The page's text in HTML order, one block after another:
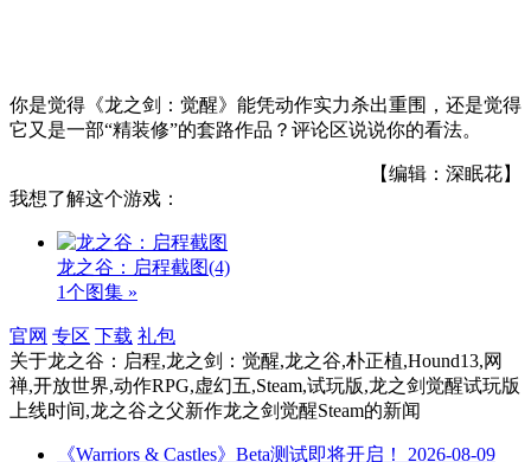
你是觉得《龙之剑：觉醒》能凭动作实力杀出重围，还是觉得
它又是一部“精装修”的套路作品？评论区说说你的看法。
【编辑：深眠花】
我想了解这个游戏：
龙之谷：启程截图(4)
1个图集 »
官网 专区 下载 礼包
关于龙之谷：启程,龙之剑：觉醒,龙之谷,朴正植,Hound13,网
禅,开放世界,动作RPG,虚幻五,Steam,试玩版,龙之剑觉醒试玩版
上线时间,龙之谷之父新作龙之剑觉醒Steam的新闻
《Warriors & Castles》Beta测试即将开启！
2026-08-09